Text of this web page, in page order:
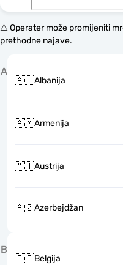
⚠️ Operater može promijeniti
prethodne najave.
A
🇦🇱Albanija
🇦🇲Armenija
🇦🇹Austrija
🇦🇿Azerbejdžan
B
🇧🇪Belgija